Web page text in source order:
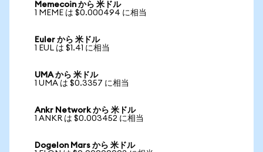
Memecoin から 米ドル
1 MEME は $0.000494 に相当
Euler から 米ドル
1 EUL は $1.41 に相当
UMA から 米ドル
1 UMA は $0.3357 に相当
Ankr Network から 米ドル
1 ANKR は $0.003452 に相当
Dogelon Mars から 米ドル